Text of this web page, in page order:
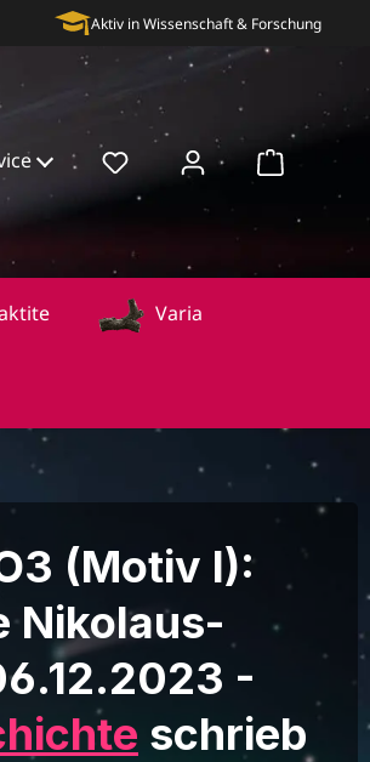
Aktiv in Wissenschaft & Forschung
Varia
(Motiv I):
Nikolaus-
-
schrieb